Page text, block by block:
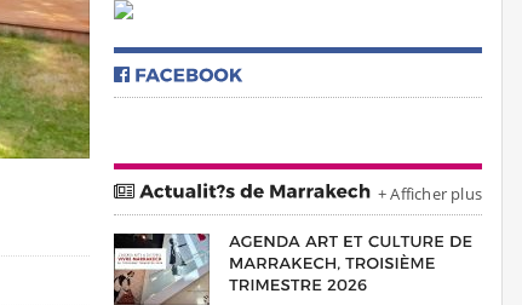
+ Afficher plus